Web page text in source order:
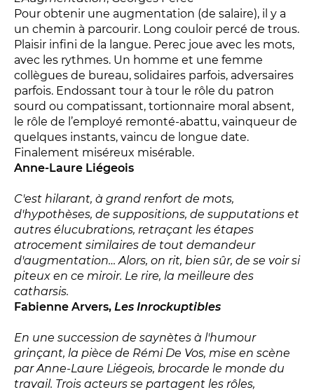
LES FRANCISCAINS LA CUISINE
BILLETTERIE
Tarifs, abonnements & places à l’unité
Brochure interactive
Entre spectateurs
Espace relais
Newsletter
Pour obtenir une augmentation (de salaire), il y a
un chemin à parcourir. Long couloir percé de trous.
Plaisir infini de la langue. Perec joue avec les mots,
avec les rythmes. Un homme et une femme
collègues de bureau, solidaires parfois, adversaires
parfois. Endossant tour à tour le rôle du patron
sourd ou compatissant, tortionnaire moral absent,
le rôle de l’employé remonté-abattu, vainqueur de
quelques instants, vaincu de longue date.
Finalement miséreux misérable.
Anne-Laure Liégeois
C'est hilarant, à grand renfort de mots,
d'hypothèses, de suppositions, de supputations et
autres élucubrations, retraçant les étapes
atrocement similaires de tout demandeur
d'augmentation… Alors, on rit, bien sûr, de se voir si
piteux en ce miroir. Le rire, la meilleure des
catharsis.
Fabienne Arvers, Les Inrockuptibles
En une succession de saynètes à l'humour
grinçant, la pièce de Rémi De Vos, mise en scène
par Anne-Laure Liégeois, brocarde le monde du
travail. Trois acteurs se partagent les rôles,